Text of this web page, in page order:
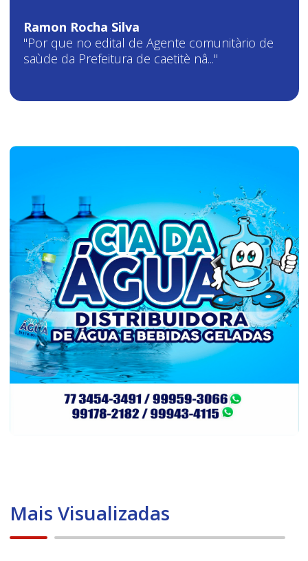
Ramon Rocha Silva
"Por que no edital de Agente comunitàrio de
saùde da Prefeitura de caetitè nâ..."
Mais Visualizadas